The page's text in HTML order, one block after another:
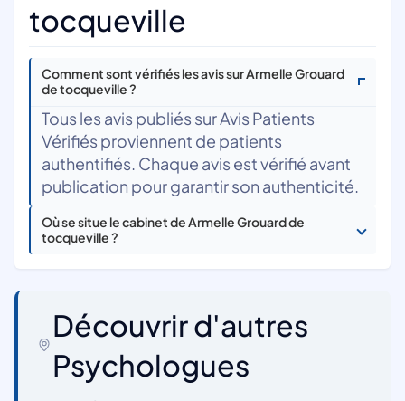
tocqueville
Comment sont vérifiés les avis sur Armelle Grouard
de tocqueville ?
Tous les avis publiés sur Avis Patients
Vérifiés proviennent de patients
authentifiés. Chaque avis est vérifié avant
publication pour garantir son authenticité.
Où se situe le cabinet de Armelle Grouard de
tocqueville ?
Découvrir d'autres
Psychologues